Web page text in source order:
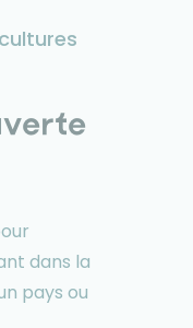
dans la
pays ou